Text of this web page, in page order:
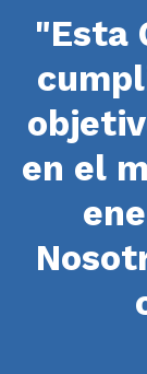
"Esta
en el